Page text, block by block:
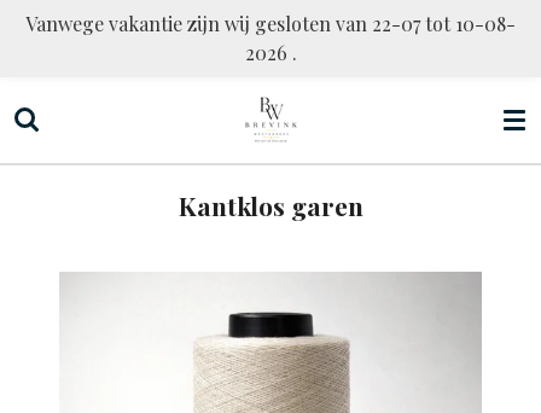
Ga
de
Vanwege vakantie zijn wij gesloten van 22-07 tot 10-08-
2026 .
Kantklos garen